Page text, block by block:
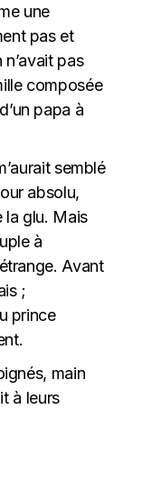
une
pas et
pas
composée
papa à
semblé
absolu,
la glu. Mais
à
Avant
;
prince
main
à leurs